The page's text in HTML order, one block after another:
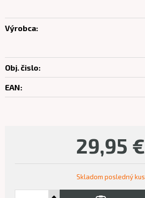
29,95 €
Skladom posledný kus
Výrobca:
Obj. čislo:
EAN: